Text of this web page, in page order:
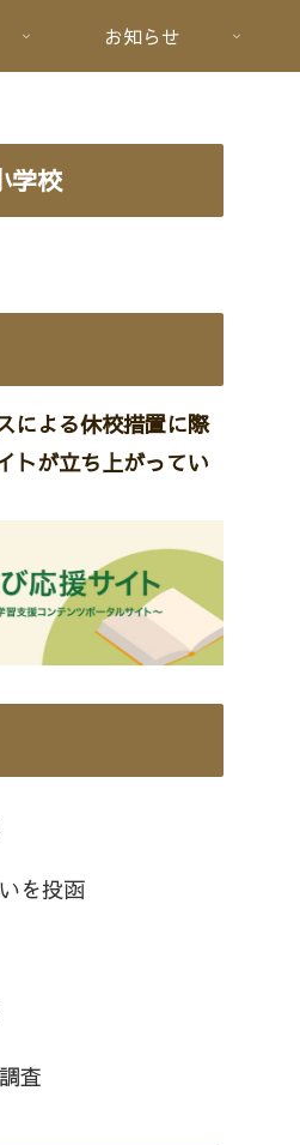
お知らせ
学校
による休校措置に際
トが立ち上がってい
を投函
査